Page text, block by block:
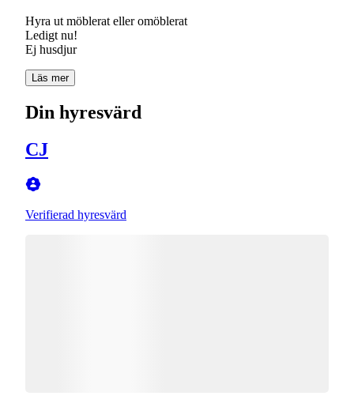
Hyra ut möblerat eller omöblerat
Ledigt nu!
Ej husdjur
Läs mer
Din hyresvärd
CJ
Verifierad hyresvärd